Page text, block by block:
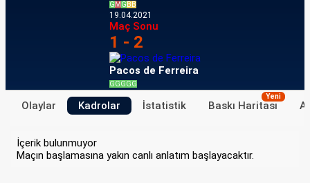
G M G B B
19.04.2021
Maç Sonu
1 - 2
Pacos de Ferreira
GGGGG
Olaylar Kadrolar İstatistik Baskı Haritası
Yeni
İçerik bulunmuyor
Maçın başlamasına yakın canlı anlatım başlayacaktır.